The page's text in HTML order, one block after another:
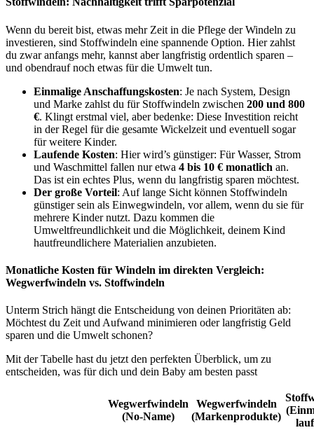
Wenn du bereit bist, etwas mehr Zeit in die Pflege der Windeln zu
investieren, sind Stoffwindeln eine spannende Option. Hier zahlst
du zwar anfangs mehr, kannst aber langfristig ordentlich sparen –
und obendrauf noch etwas für die Umwelt tun.
Einmalige Anschaffungskosten: Je nach System, Design
und Marke zahlst du für Stoffwindeln zwischen 200 und 800
€. Klingt erstmal viel, aber bedenke: Diese Investition reicht
in der Regel für die gesamte Wickelzeit und eventuell sogar
für weitere Kinder.
Laufende Kosten: Hier wird’s günstiger: Für Wasser, Strom
und Waschmittel fallen nur etwa 4 bis 10 € monatlich an.
Das ist ein echtes Plus, wenn du langfristig sparen möchtest.
Der große Vorteil: Auf lange Sicht können Stoffwindeln
günstiger sein als Einwegwindeln, vor allem, wenn du sie für
mehrere Kinder nutzt. Dazu kommen die
Umweltfreundlichkeit und die Möglichkeit, deinem Kind
hautfreundlichere Materialien anzubieten.
Monatliche Kosten für Windeln im direkten Vergleich:
Wegwerfwindeln vs. Stoffwindeln
Unterm Strich hängt die Entscheidung von deinen Prioritäten ab:
Möchtest du Zeit und Aufwand minimieren oder langfristig Geld
sparen und die Umwelt schonen?
Mit der Tabelle hast du jetzt den perfekten Überblick, um zu
entscheiden, was für dich und dein Baby am besten passt
Wegwerfwindeln
(No-Name)
Wegwerfwindeln
(Markenprodukte)